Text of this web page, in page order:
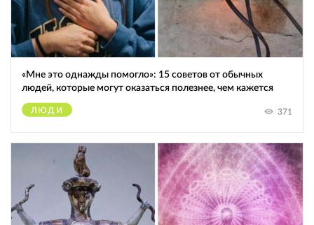
«Мне это однажды помогло»: 15 советов от обычных
людей, которые могут оказаться полезнее, чем кажется
ЛЮДИ 371